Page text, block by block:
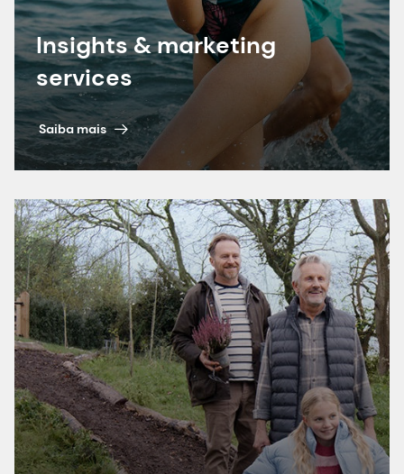
Insights & marketing
services
Saiba mais